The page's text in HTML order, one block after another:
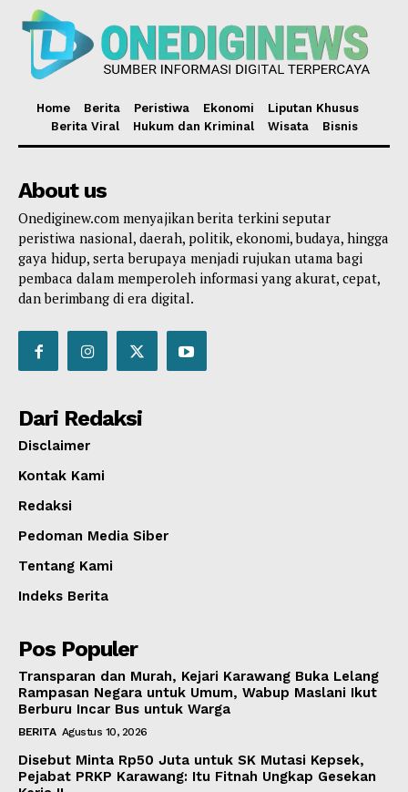
Home Berita Peristiwa Ekonomi
Liputan Khusus
Berita Viral
Hukum dan Kriminal Wisata Bisnis
About us
Onediginew.com menyajikan berita terkini seputar
peristiwa nasional, daerah, politik, ekonomi, budaya, hingga
gaya hidup, serta berupaya menjadi rujukan utama bagi
pembaca dalam memperoleh informasi yang akurat, cepat,
dan berimbang di era digital.
Dari Redaksi
Disclaimer
Kontak Kami
Redaksi
Pedoman Media Siber
Tentang Kami
Indeks Berita
Pos Populer
Transparan dan Murah, Kejari Karawang Buka Lelang
Rampasan Negara untuk Umum, Wabup Maslani Ikut
Berburu Incar Bus untuk Warga
BERITA Agustus 10, 2026
Disebut Minta Rp50 Juta untuk SK Mutasi Kepsek,
Pejabat PRKP Karawang: Itu Fitnah Ungkap Gesekan